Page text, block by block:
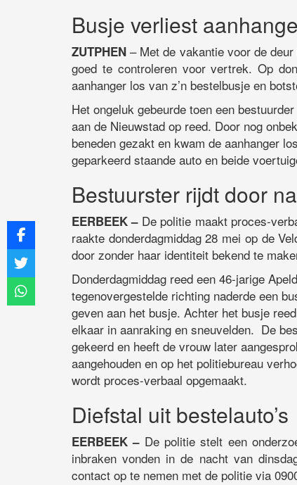
Busje verliest
ZUTPHEN– Met de vakantie voor de
goed te controleren voor vertrek. Op
aanhanger los van z’n bestelbusje en
Het ongeluk gebeurde toen een
aan de Nieuwstad op reed. Door nog
beneden gezakt en kwam de aanhanger
geparkeerd staande auto en beide
Bestuurster rijdt door
EERBEEK –De politie maakt proces-
raakte donderdagmiddag 28 mei op de
door zonder haar identiteit bekend te
Donderdagmiddag reed een 46-jarige
tegenovergestelde richting naderde een
geven aan het busje. Achter het busje
elkaar in aanraking en sneuvelden. De
gekeerd en heeft de vrouw later
aangehouden en op het politiebureau
wordt proces-verbaal opgemaakt.
Diefstal uit bestelauto’s
EERBEEK –De politie stelt een
inbraken vonden in de nacht van
contact op te nemen met de politie via